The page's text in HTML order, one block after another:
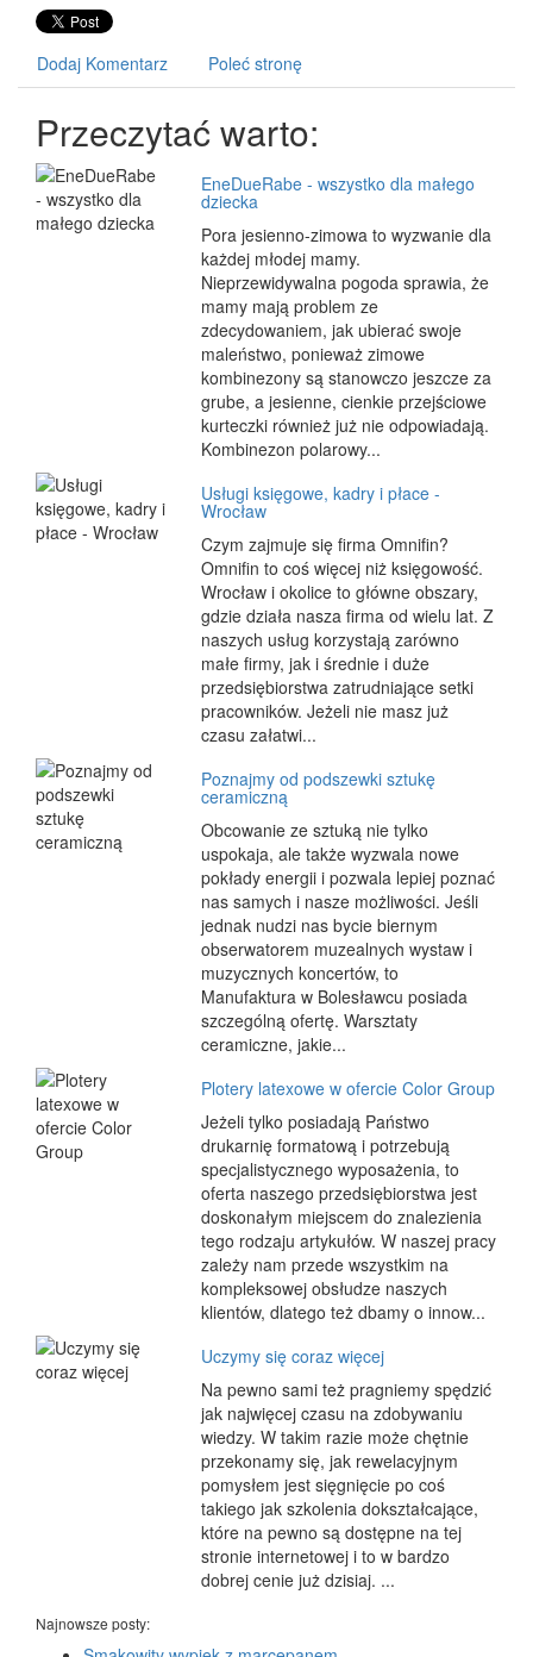
Dodaj Komentarz Poleć stronę
Przeczytać warto:
EneDueRabe - wszystko dla małego
dziecka
Pora jesienno-zimowa to wyzwanie dla
każdej młodej mamy.
Nieprzewidywalna pogoda sprawia, że
mamy mają problem ze
zdecydowaniem, jak ubierać swoje
maleństwo, ponieważ zimowe
kombinezony są stanowczo jeszcze za
grube, a jesienne, cienkie przejściowe
kurteczki również już nie odpowiadają.
Kombinezon polarowy...
Usługi księgowe, kadry i płace -
Wrocław
Czym zajmuje się firma Omnifin?
Omnifin to coś więcej niż księgowość.
Wrocław i okolice to główne obszary,
gdzie działa nasza firma od wielu lat. Z
naszych usług korzystają zarówno
małe firmy, jak i średnie i duże
przedsiębiorstwa zatrudniające setki
pracowników. Jeżeli nie masz już
czasu załatwi...
Poznajmy od podszewki sztukę
ceramiczną
Obcowanie ze sztuką nie tylko
uspokaja, ale także wyzwala nowe
pokłady energii i pozwala lepiej poznać
nas samych i nasze możliwości. Jeśli
jednak nudzi nas bycie biernym
obserwatorem muzealnych wystaw i
muzycznych koncertów, to
Manufaktura w Bolesławcu posiada
szczególną ofertę. Warsztaty
ceramiczne, jakie...
Plotery latexowe w ofercie Color Group
Jeżeli tylko posiadają Państwo
drukarnię formatową i potrzebują
specjalistycznego wyposażenia, to
oferta naszego przedsiębiorstwa jest
doskonałym miejscem do znalezienia
tego rodzaju artykułów. W naszej pracy
zależy nam przede wszystkim na
kompleksowej obsłudze naszych
klientów, dlatego też dbamy o innow...
Uczymy się coraz więcej
Na pewno sami też pragniemy spędzić
jak najwięcej czasu na zdobywaniu
wiedzy. W takim razie może chętnie
przekonamy się, jak rewelacyjnym
pomysłem jest sięgnięcie po coś
takiego jak szkolenia dokształcające,
które na pewno są dostępne na tej
stronie internetowej i to w bardzo
dobrej cenie już dzisiaj. ...
Najnowsze posty: